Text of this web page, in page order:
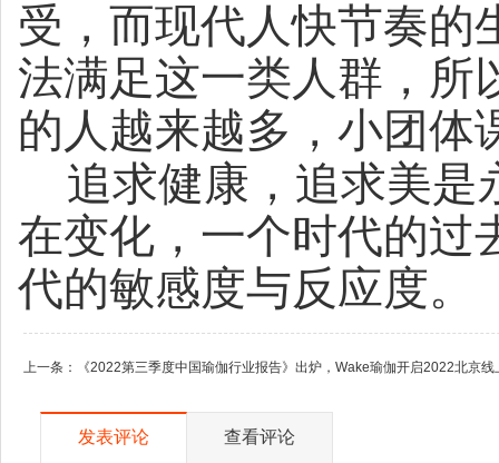
受，而现代人快节奏的
法满足这一类人群，所
的人越来越多，小团体
追求健康，追求美是
在变化，一个时代的过
代的敏感度与反应度。
上一条： 《2022第三季度中国瑜伽行业报告》出炉，Wake瑜伽开启2022北京
发表评论 查看评论